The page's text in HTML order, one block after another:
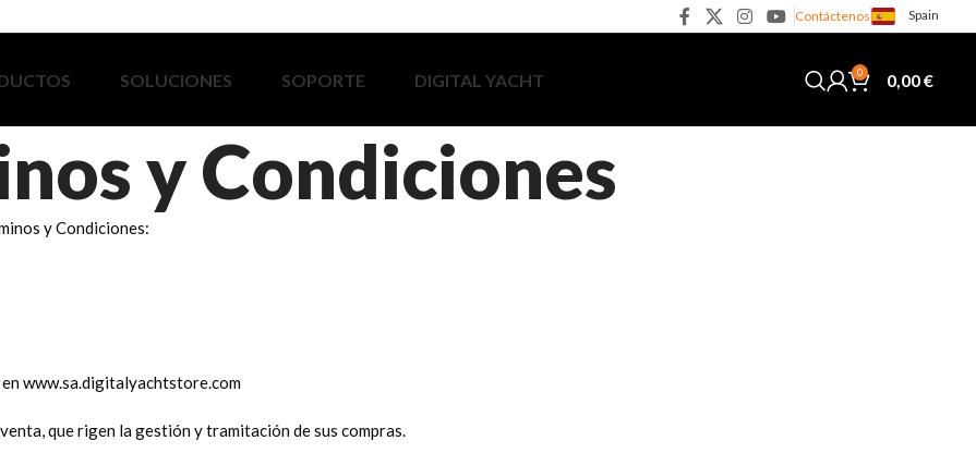
Contáctenos Spain
SOLUCIONES SOPORTE DIGITAL YACHT 0 0,00€
y Condiciones
y Condiciones:
www.sa.digitalyachtstore.com
que rigen la gestión y tramitación de sus compras.